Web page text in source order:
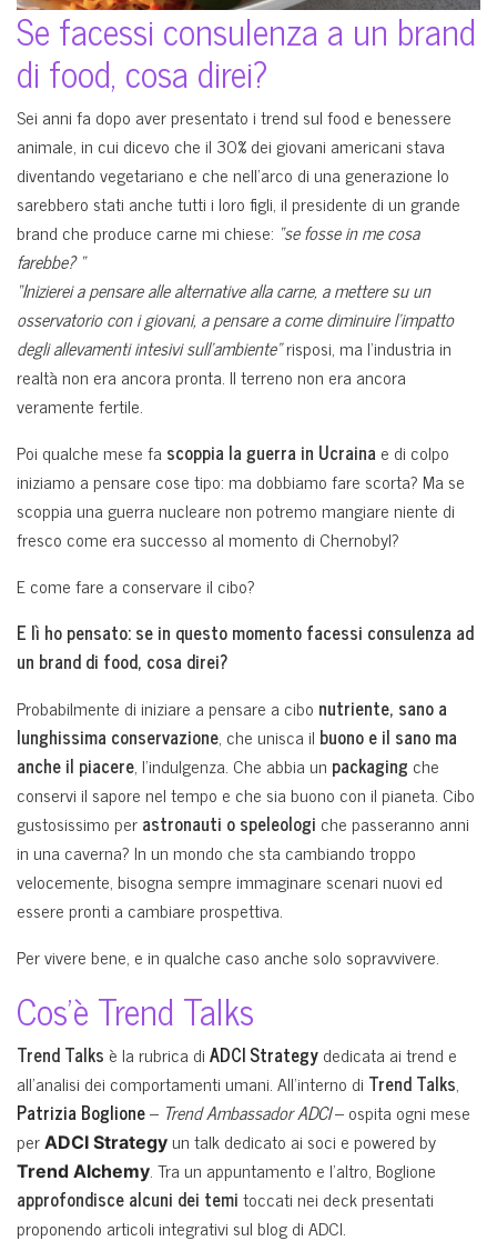
Se facessi consulenza a un brand
di food, cosa direi?
Sei anni fa dopo aver presentato i trend sul food e benessere
animale, in cui dicevo che il 30% dei giovani americani stava
diventando vegetariano e che nell’arco di una generazione lo
sarebbero stati anche tutti i loro figli, il presidente di un grande
brand che produce carne mi chiese: “se fosse in me cosa
farebbe? “
“Inizierei a pensare alle alternative alla carne, a mettere su un
osservatorio con i giovani, a pensare a come diminuire l’impatto
degli allevamenti intesivi sull’ambiente”risposi, ma l’industria in
realtà non era ancora pronta. Il terreno non era ancora
veramente fertile.
Poi qualche mese fa scoppia la guerra in Ucraina e di colpo
iniziamo a pensare cose tipo: ma dobbiamo fare scorta? Ma se
scoppia una guerra nucleare non potremo mangiare niente di
fresco come era successo al momento di Chernobyl?
E come fare a conservare il cibo?
E lì ho pensato: se in questo momento facessi consulenza ad
un brand di food, cosa direi?
Probabilmente di iniziare a pensare a cibo nutriente, sano a
lunghissima conservazione, che unisca ilbuono e il sano ma
anche il piacere, l’indulgenza. Che abbia un packaging che
conservi il sapore nel tempo e che sia buono con il pianeta. Cibo
gustosissimo perastronauti o speleologi che passeranno anni
in una caverna? In un mondo che sta cambiando troppo
velocemente, bisogna sempre immaginare scenari nuovi ed
essere pronti a cambiare prospettiva.
Per vivere bene, e in qualche caso anche solo sopravvivere.
Cos’è Trend Talks
Trend Talks è la rubrica diADCI Strategydedicata ai trend e
all’analisi dei comportamenti umani. All’interno di Trend Talks,
Patrizia Boglione– Trend Ambassador ADCI– ospita ogni mese
per ADCI Strategy un talk dedicato ai soci e powered by
Trend Alchemy. Tra un appuntamento e l’altro, Boglione
approfondisce alcuni dei temitoccati nei deck presentati
proponendo articoli integrativi sul blog di ADCI.